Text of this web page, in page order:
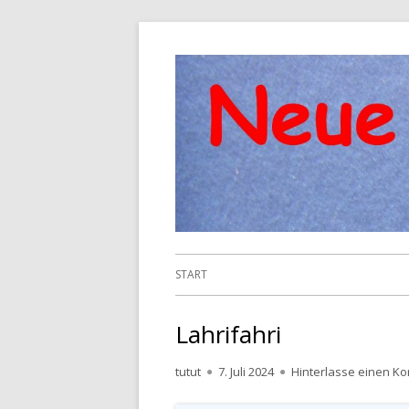
Primäres
START
Lahrifahri
Autor
tutut
Veröffentlicht
7. Juli 2024 Hinterlasse einen